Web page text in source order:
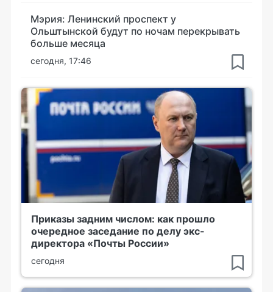
Мэрия: Ленинский проспект у
Ольштынской будут по ночам перекрывать
больше месяца
сегодня, 17:46
Приказы задним числом: как прошло
очередное заседание по делу экс-
директора «Почты России»
сегодня